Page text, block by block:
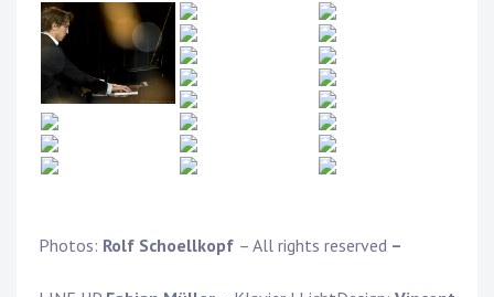
Photos: Rolf Schoellkopf – All rights reserved –